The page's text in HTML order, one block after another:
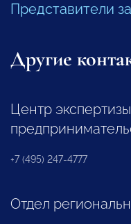
Представители
Другие
Центр
+7 (495) 247-4777
Отдел